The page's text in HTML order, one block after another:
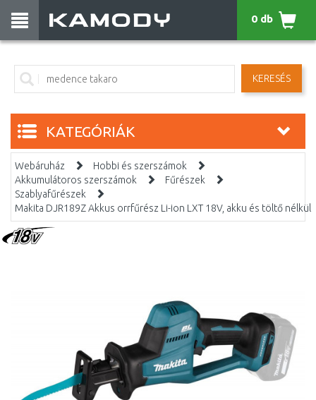
KERESÉS
0 db
KATEGÓRIÁK
Webáruház
Hobbi és szerszámok
Akkumulátoros szerszámok
Fűrészek
Szablyafűrészek
Makita DJR189Z Akkus orrfűrész Li-ion LXT 18V, akku és töltő nélkül